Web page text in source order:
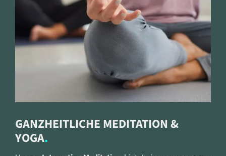
GANZHEITLICHE MEDITATION &
YOGA